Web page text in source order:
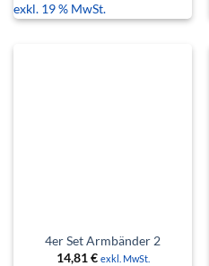
exkl. 19 % MwSt.
4er Set Armbänder 2
14,81€ exkl. MwSt.